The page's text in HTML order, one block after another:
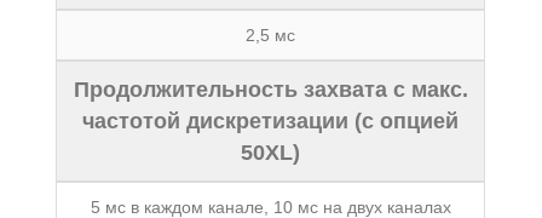
2,5 мс
Продолжительность захвата с макс.
частотой дискретизации (с опцией
50XL)
5 мс в каждом канале, 10 мс на двух каналах